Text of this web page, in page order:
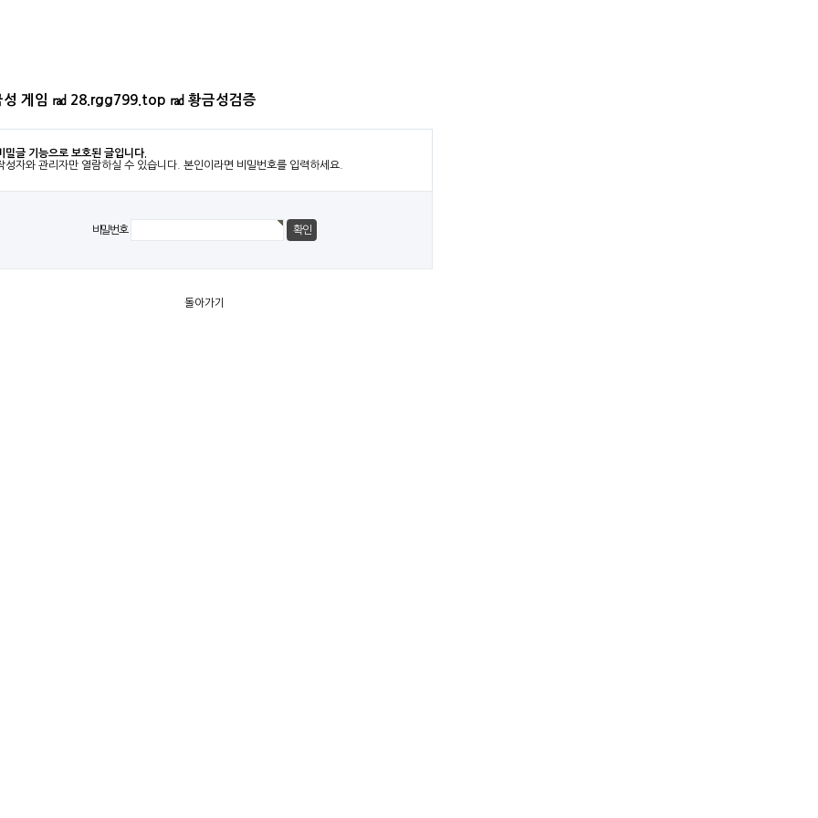
성 게임 ㎭ 28.rgg799.top ㎭ 황금성검증
밀글 기능으로 보호된 글입니다.
성자와 관리자만 열람하실 수 있습니다. 본인이라면 비밀번호를 입력하세요.
비밀번호
돌아가기